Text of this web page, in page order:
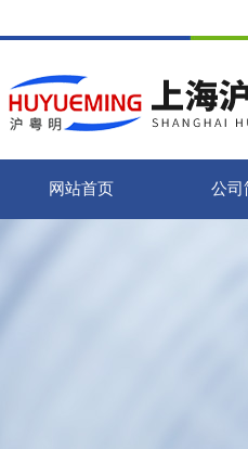
网站首页 公司